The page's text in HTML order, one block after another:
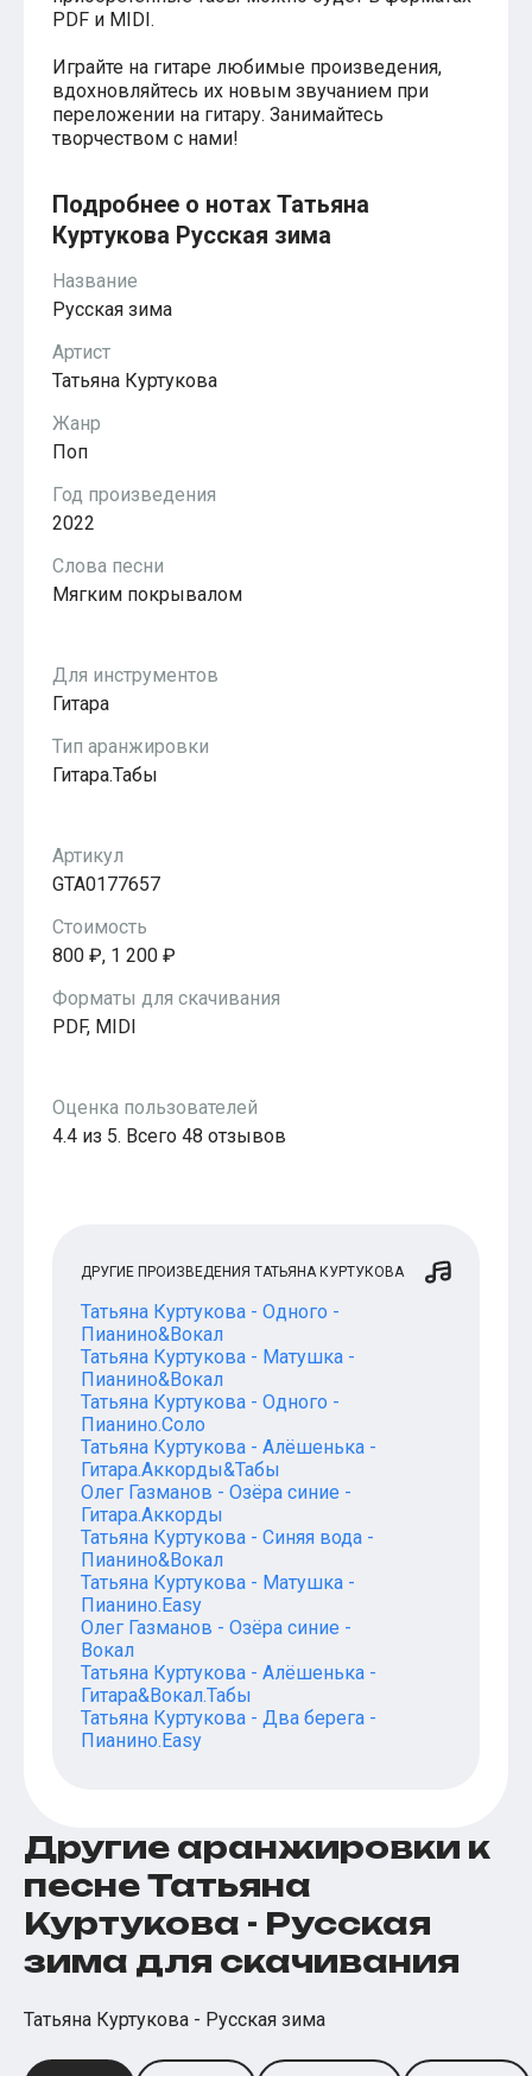
Красавица и чудовище
из мультфильмов Disney
Моана (Disney)
Ноты из аниме
Ходячий замок Хаула
Для обучения
2-ий класс обучения
Для детского сада
Ноты для младшей группы
Ноты для старшей группы
Духовная музыка
Пасхальные ноты
Христианская музыка
Госпел
из компьютерных игр
The Legend Of Zelda
Friday Night Funkin’
Super Mario Bros.
для различных игр
Minecraft
Five Nights at Freddy’s
Бесплатные
PDF и MIDI.
Играйте на гитаре любимые произведения,
вдохновляйтесь их новым звучанием при
переложении на гитару. Занимайтесь
творчеством с нами!
Подробнее о нотах Татьяна
Куртукова Русская зима
Название
Русская зима
Артист
Татьяна Куртукова
Жанр
Поп
Год произведения
2022
Слова песни
Мягким покрывалом
Для инструментов
Гитара
Тип аранжировки
Гитара.Табы
Артикул
GTA0177657
Стоимость
800 ₽, 1 200 ₽
Форматы для скачивания
PDF, MIDI
Оценка пользователей
4.4 из 5. Всего 48 отзывов
ДРУГИЕ ПРОИЗВЕДЕНИЯ ТАТЬЯНА КУРТУКОВА
Татьяна Куртукова - Одного -
Пианино&Вокал
Татьяна Куртукова - Матушка -
Пианино&Вокал
Татьяна Куртукова - Одного -
Пианино.Соло
Татьяна Куртукова - Алёшенька -
Гитара.Аккорды&Табы
Олег Газманов - Озёра синие -
Гитара.Аккорды
Татьяна Куртукова - Синяя вода -
Пианино&Вокал
Татьяна Куртукова - Матушка -
Пианино.Easy
Олег Газманов - Озёра синие -
Вокал
Татьяна Куртукова - Алёшенька -
Гитара&Вокал.Табы
Татьяна Куртукова - Два берега -
Пианино.Easy
Другие аранжировки к
песне Татьяна
Куртукова - Русская
зима для скачивания
Татьяна Куртукова - Русская зима